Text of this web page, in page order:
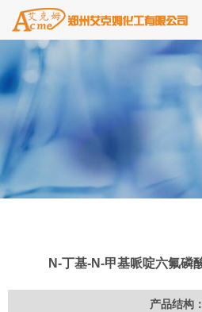
N-丁基-N-甲基哌啶六氟磷
产品结构：